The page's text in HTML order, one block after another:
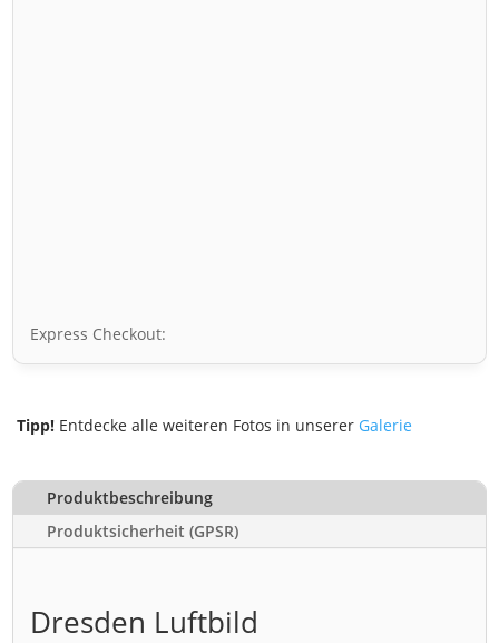
Express Checkout:
Tipp! Entdecke alle weiteren Fotos in unserer Galerie
Produktbeschreibung
Produktsicherheit (GPSR)
Dresden Luftbild